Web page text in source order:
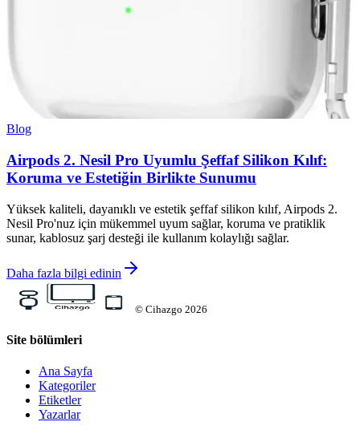
Blog
Airpods 2. Nesil Pro Uyumlu Şeffaf Silikon Kılıf:
Koruma ve Estetiğin Birlikte Sunumu
Yüksek kaliteli, dayanıklı ve estetik şeffaf silikon kılıf, Airpods 2.
Nesil Pro'nuz için mükemmel uyum sağlar, koruma ve pratiklik
sunar, kablosuz şarj desteği ile kullanım kolaylığı sağlar.
Daha fazla bilgi edinin
© Cihazgo 2026
Site bölümleri
Ana Sayfa
Kategoriler
Etiketler
Yazarlar